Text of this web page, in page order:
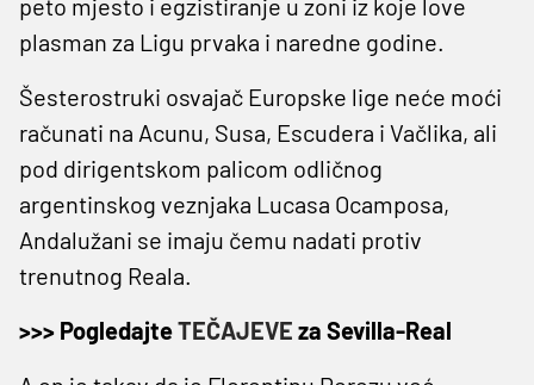
peto mjesto i egzistiranje u zoni iz koje love
plasman za Ligu prvaka i naredne godine.
Šesterostruki osvajač Europske lige neće moći
računati na Acunu, Susa, Escudera i Vačlika, ali
pod dirigentskom palicom odličnog
argentinskog veznjaka Lucasa Ocamposa,
Andalužani se imaju čemu nadati protiv
trenutnog Reala.
>>> PogledajteTEČAJEVE za Sevilla-Real